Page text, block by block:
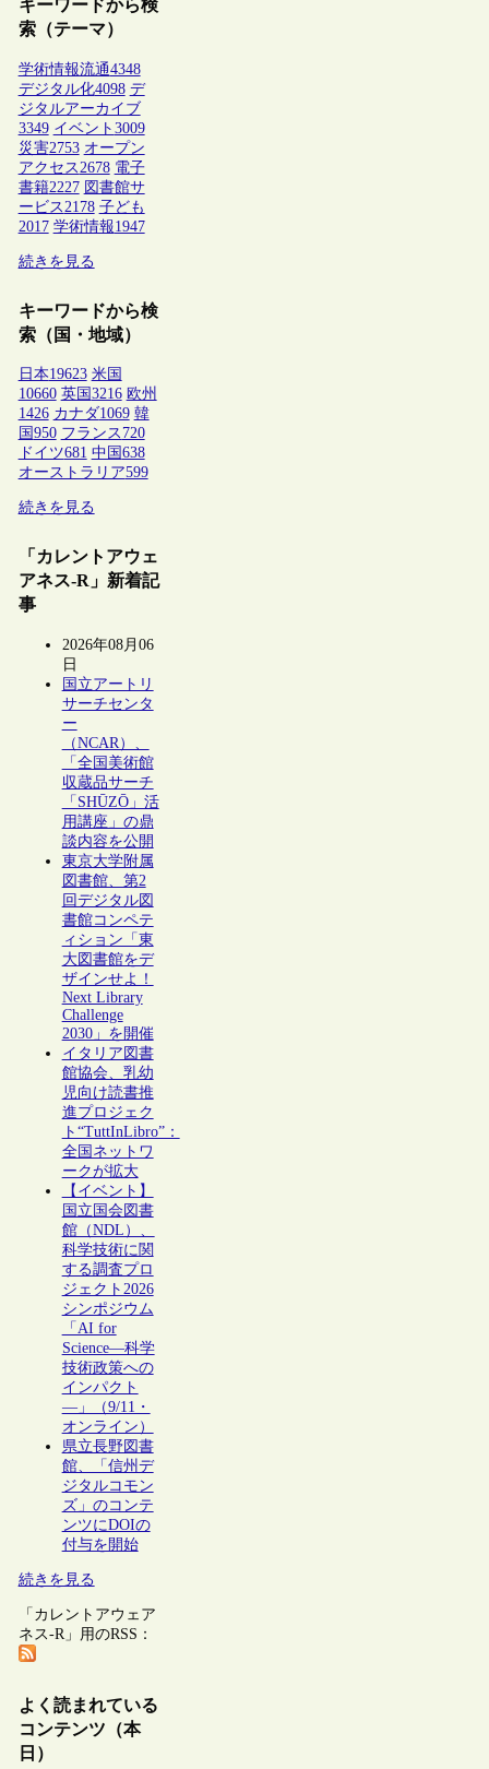
キーワードから検
索（テーマ）
学術情報流通4348
デジタル化4098 デ
ジタルアーカイブ
3349 イベント 3009
災害2753 オープン
アクセス 2678 電子
書籍2227 図書館サ
ービス 2178 子ども
2017 学術情報1947
続きを見る
キーワードから検
索（国・地域）
日本19623 米国
10660 英国 3216 欧州
1426 カナダ1069 韓
国 950 フランス 720
ドイツ681 中国 638
オーストラリア599
続きを見る
「カレントアウェ
アネス-R」新着記
事
2026年08月06
日
国立アートリ
サーチセンタ
ー
（NCAR）、
「全国美術館
収蔵品サーチ
「SHŪZŌ」活
用講座」の鼎
談内容を公開
東京大学附属
図書館、第2
回デジタル図
書館コンペテ
ィション「東
大図書館をデ
ザインせよ！
Next Library
Challenge
2030」を開催
イタリア図書
館協会、乳幼
児向け読書推
進プロジェク
ト“TuttInLibro”：
全国ネットワ
ークが拡大
【イベント】
国立国会図書
館（NDL）、
科学技術に関
する調査プロ
ジェクト2026
シンポジウム
「AI for
Science―科学
技術政策への
インパクト
―」（9/11・
オンライン）
県立長野図書
館、「信州デ
ジタルコモン
ズ」のコンテ
ンツにDOIの
付与を開始
続きを見る
「カレントアウェア
ネス-R」用のRSS：
よく読まれている
コンテンツ（本
日）